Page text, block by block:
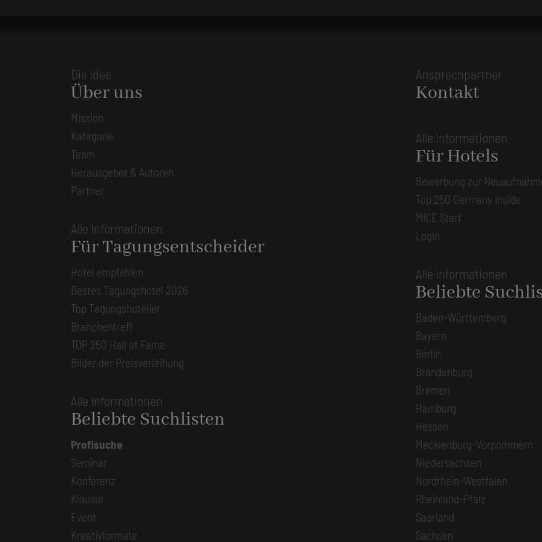
Die Idee
Über uns
Mission
Kategorie
Team
Herausgeber & Autoren
Partner
Alle Informationen
Für Tagungsentscheider
Hotel empfehlen
Bestes Tagungshotel 2026
Top Tagungshotelier
Branchentreff
TOP 250 Hall of Fame
Bilder der Preisverleihung
Alle Informationen
Beliebte Suchlisten
Profisuche
Seminar
Konferenz
Klausur
Event
Kreativformate
Ansprechpartner
Kontakt
Alle Informationen
Für Hotels
Bewerbung zur
Top 250 Germany Inside
MICE Start
Login
Alle Informationen
Beliebte
Baden-Württemberg
Bayern
Berlin
Brandenburg
Bremen
Hamburg
Hessen
Mecklenburg-Vorpommern
Niedersachsen
Nordrhein-Westfalen
Rheinland-Pfalz
Saarland
Sachsen